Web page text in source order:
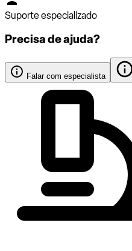
Suporte especializado
Precisa de ajuda?
Falar com especialista